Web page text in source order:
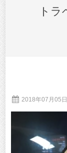
ト
2018年07月05日